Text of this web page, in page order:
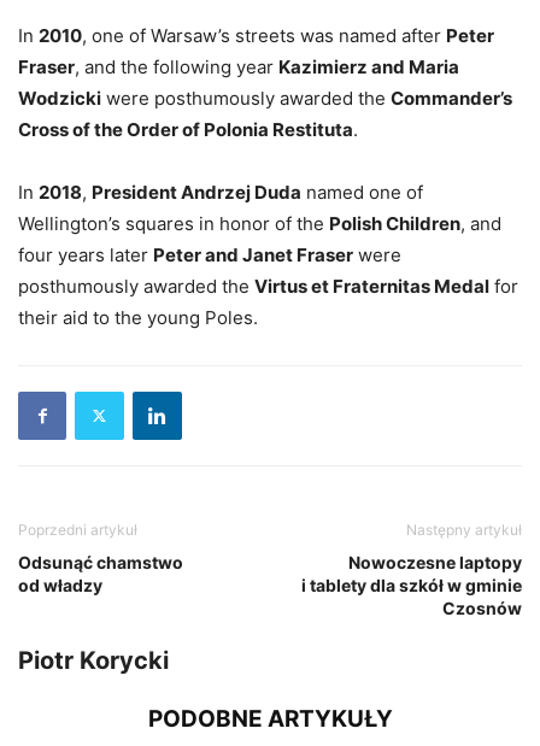
In 2010, one of Warsaw’s streets was named after Peter
Fraser, and the following year Kazimierz and Maria
Wodzicki were posthumously awarded the Commander’s
Cross of the Order of Polonia Restituta.
In 2018, President Andrzej Duda named one of
Wellington’s squares in honor of the Polish Children, and
four years later Peter and Janet Fraser were
posthumously awarded the Virtus et Fraternitas Medal for
their aid to the young Poles.
Poprzedni artykuł
Odsunąć chamstwo
od władzy
Następny artykuł
Nowoczesne laptopy
i tablety dla szkół w gminie
Czosnów
Piotr Korycki
PODOBNE ARTYKUŁY